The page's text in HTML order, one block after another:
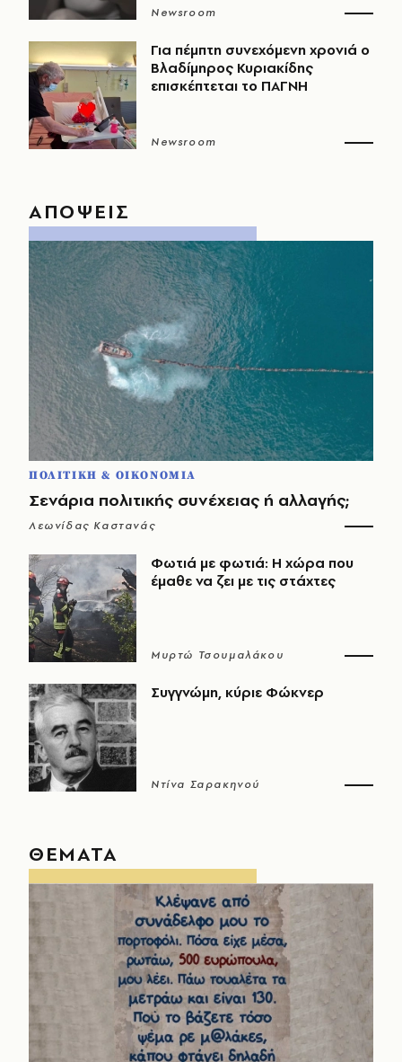
Newsroom
Για πέμπτη συνεχόμενη χρονιά ο
Βλαδίμηρος Κυριακίδης
επισκέπτεται το ΠΑΓΝΗ
Newsroom
ΑΠΟΨΕΙΣ
ΠΟΛΙΤΙΚΗ & ΟΙΚΟΝΟΜΙΑ
Σενάρια πολιτικής συνέχειας ή αλλαγής;
Λεωνίδας Καστανάς
Φωτιά με φωτιά: Η χώρα που
έμαθε να ζει με τις στάχτες
Μυρτώ Τσουμαλάκου
Συγγνώμη, κύριε Φώκνερ
Ντίνα Σαρακηνού
ΘΕΜΑΤΑ